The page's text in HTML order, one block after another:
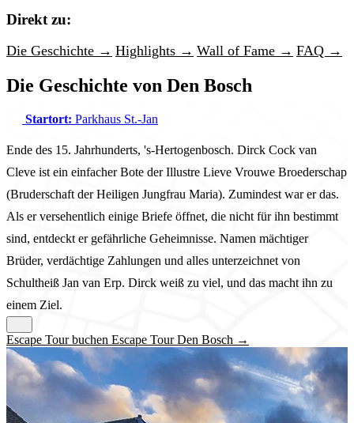
Direkt zu:
Die Geschichte → Highlights → Wall of Fame → FAQ →
Die Geschichte von Den Bosch
Startort: Parkhaus St.-Jan
Ende des 15. Jahrhunderts, 's-Hertogenbosch. Dirck Cock van
Cleve ist ein einfacher Bote der Illustre Lieve Vrouwe Broederschap
(Bruderschaft der Heiligen Jungfrau Maria). Zumindest war er das.
Als er versehentlich einige Briefe öffnet, die nicht für ihn bestimmt
sind, entdeckt er gefährliche Geheimnisse. Namen mächtiger
Brüder, verdächtige Zahlungen und alles unterzeichnet von
Schultheiß Jan van Erp. Dirck weiß zu viel, und das macht ihn zu
einem Ziel.
Escape Tour buchen Escape Tour Den Bosch →